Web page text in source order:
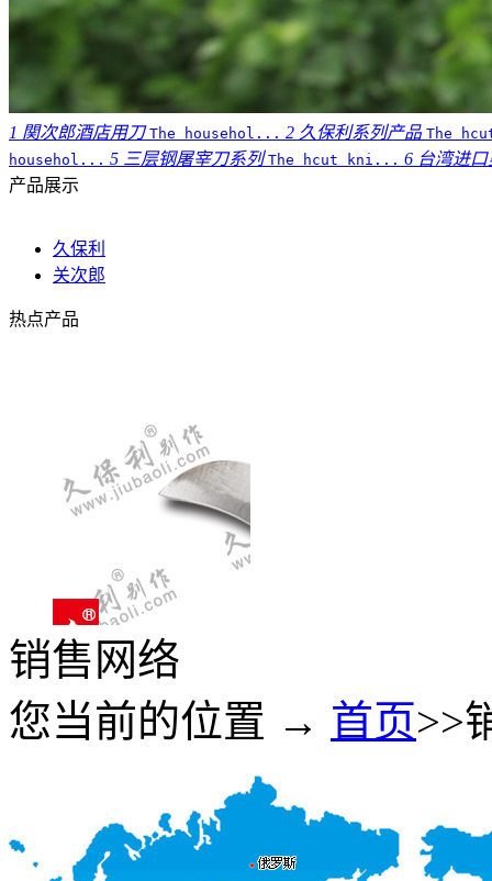
1 関次郎酒店用刀 The househol... 2 久保利系列产品 The
househol... 5 三层钢屠宰刀系列 The hcut kni... 6 台湾进
产品展示
久保利
关次郎
热点产品
销售网络
您当前的位置 → 首页>>